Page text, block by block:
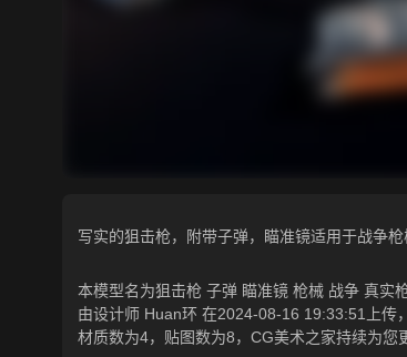
写实的狙击枪，附带子弹，瞄准镜适用于战争枪
本模型名为狙击枪 子弹 瞄准镜 枪械 战争 真实
由设计师 Huan环 在2024-08-16 19:33:51上传
材质数为4，贴图数为8，CG美术之家持续为您